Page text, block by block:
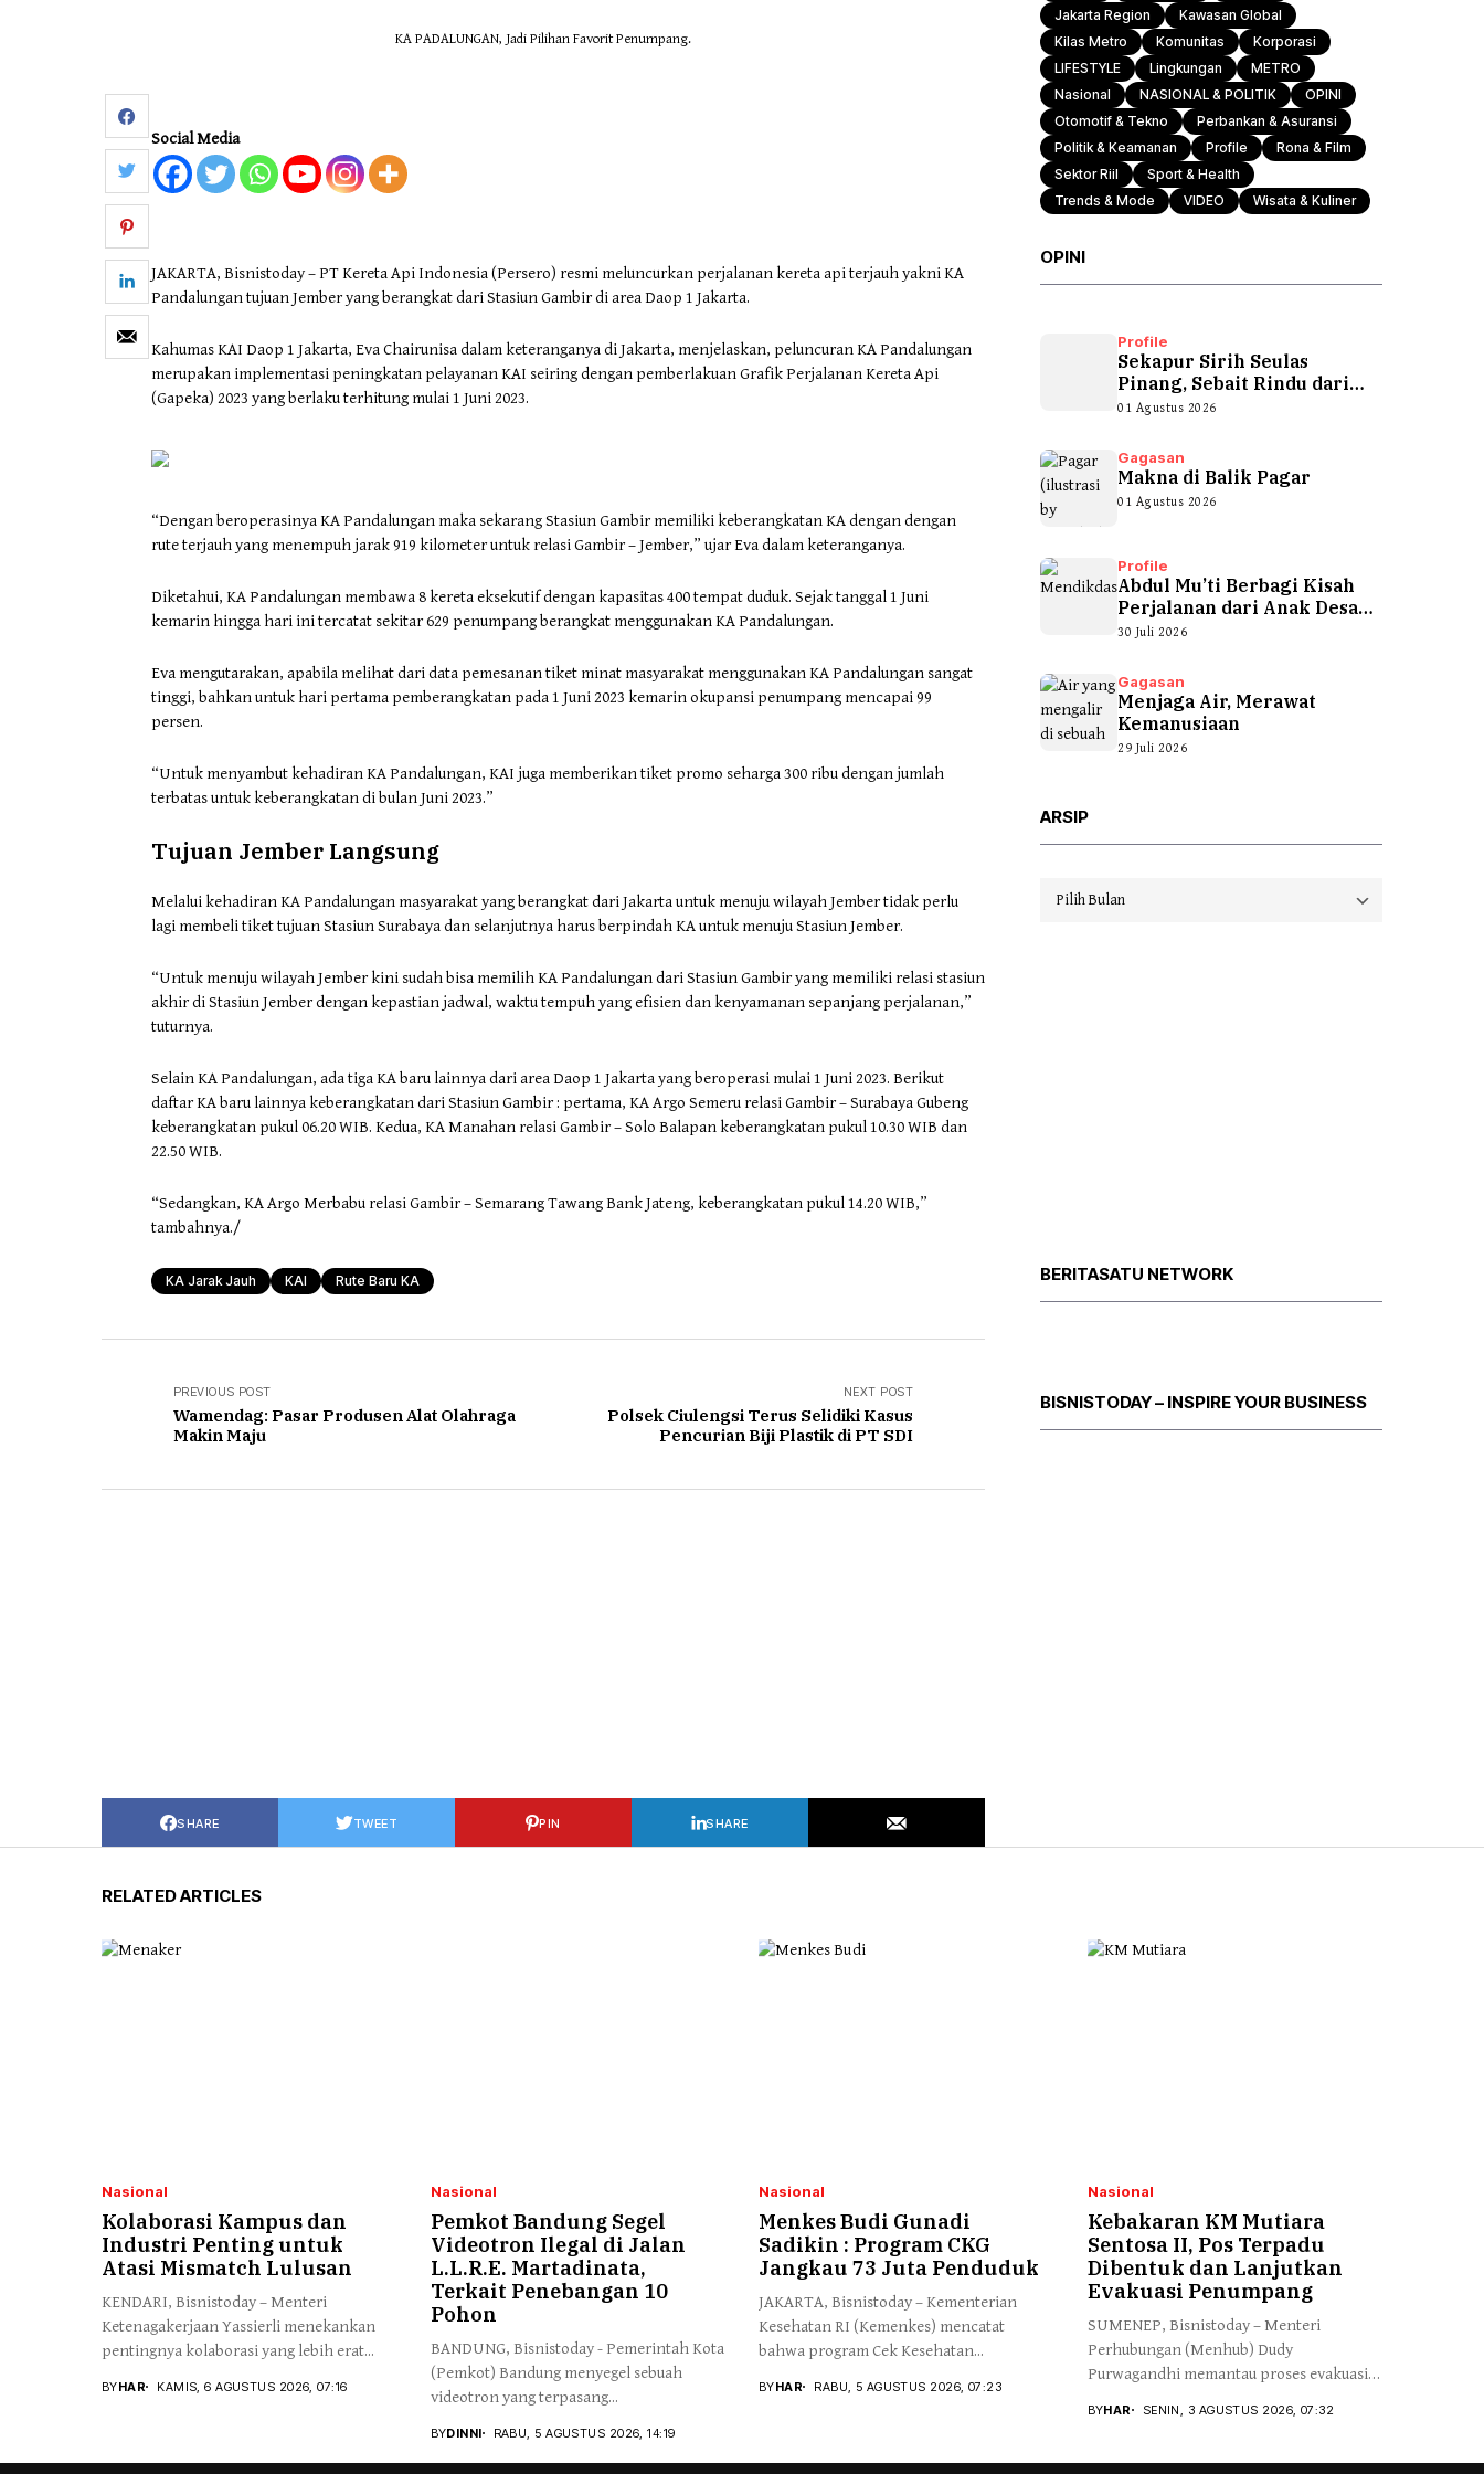
KA PADALUNGAN, Jadi Pilihan Favorit Penumpang.
Social Media
JAKARTA, Bisnistoday – PT Kereta Api Indonesia (Persero) resmi meluncurkan perjalanan kereta api terjauh yakni KA
Pandalungan tujuan Jember yang berangkat dari Stasiun Gambir di area Daop 1 Jakarta.
Kahumas KAI Daop 1 Jakarta, Eva Chairunisa dalam keteranganya di Jakarta, menjelaskan, peluncuran KA Pandalungan
merupakan implementasi peningkatan pelayanan KAI seiring dengan pemberlakuan Grafik Perjalanan Kereta Api
(Gapeka) 2023 yang berlaku terhitung mulai 1 Juni 2023.
“Dengan beroperasinya KA Pandalungan maka sekarang Stasiun Gambir memiliki keberangkatan KA dengan dengan
rute terjauh yang menempuh jarak 919 kilometer untuk relasi Gambir – Jember,” ujar Eva dalam keteranganya.
Diketahui, KA Pandalungan membawa 8 kereta eksekutif dengan kapasitas 400 tempat duduk. Sejak tanggal 1 Juni
kemarin hingga hari ini tercatat sekitar 629 penumpang berangkat menggunakan KA Pandalungan.
Eva mengutarakan, apabila melihat dari data pemesanan tiket minat masyarakat menggunakan KA Pandalungan sangat
tinggi, bahkan untuk hari pertama pemberangkatan pada 1 Juni 2023 kemarin okupansi penumpang mencapai 99
persen.
“Untuk menyambut kehadiran KA Pandalungan, KAI juga memberikan tiket promo seharga 300 ribu dengan jumlah
terbatas untuk keberangkatan di bulan Juni 2023.”
Tujuan Jember Langsung
Melalui kehadiran KA Pandalungan masyarakat yang berangkat dari Jakarta untuk menuju wilayah Jember tidak perlu
lagi membeli tiket tujuan Stasiun Surabaya dan selanjutnya harus berpindah KA untuk menuju Stasiun Jember.
“Untuk menuju wilayah Jember kini sudah bisa memilih KA Pandalungan dari Stasiun Gambir yang memiliki relasi stasiun
akhir di Stasiun Jember dengan kepastian jadwal, waktu tempuh yang efisien dan kenyamanan sepanjang perjalanan,”
tuturnya.
Selain KA Pandalungan, ada tiga KA baru lainnya dari area Daop 1 Jakarta yang beroperasi mulai 1 Juni 2023. Berikut
daftar KA baru lainnya keberangkatan dari Stasiun Gambir : pertama, KA Argo Semeru relasi Gambir – Surabaya Gubeng
keberangkatan pukul 06.20 WIB. Kedua, KA Manahan relasi Gambir – Solo Balapan keberangkatan pukul 10.30 WIB dan
22.50 WIB.
“Sedangkan, KA Argo Merbabu relasi Gambir – Semarang Tawang Bank Jateng, keberangkatan pukul 14.20 WIB,”
tambahnya./
KA Jarak Jauh KAI Rute Baru KA
PREVIOUS POST
Wamendag: Pasar Produsen Alat Olahraga
Makin Maju
NEXT POST
Polsek Ciulengsi Terus Selidiki Kasus
Pencurian Biji Plastik di PT SDI
SHARE TWEET PIN SHARE
Jakarta Region
Kawasan Global
Kilas Metro
Komunitas
Korporasi
LIFESTYLE
Lingkungan
METRO
Nasional
NASIONAL & POLITIK
OPINI
Otomotif & Tekno
Perbankan & Asuransi
Politik & Keamanan
Profile
Rona & Film
Sektor Riil
Sport & Health
Trends & Mode
VIDEO Wisata & Kuliner
OPINI
Profile
Sekapur Sirih Seulas
Pinang, Sebait Rindu dari
Tepian Teluk
01 Agustus 2026
Gagasan
Makna di Balik Pagar
01 Agustus 2026
Profile
Abdul Mu’ti Berbagi Kisah
Perjalanan dari Anak Desa
hingga...
30 Juli 2026
Gagasan
Menjaga Air, Merawat
Kemanusiaan
29 Juli 2026
ARSIP
Arsip
BERITASATU NETWORK
BISNISTODAY – INSPIRE YOUR BUSINESS
RELATED ARTICLES
Nasional
Kolaborasi Kampus dan
Industri Penting untuk
Atasi Mismatch Lulusan
KENDARI, Bisnistoday – Menteri
Ketenagakerjaan Yassierli menekankan
pentingnya kolaborasi yang lebih erat...
BYHAR KAMIS, 6 AGUSTUS 2026, 07:16
Nasional
Pemkot Bandung Segel
Videotron Ilegal di Jalan
L.L.R.E. Martadinata,
Terkait Penebangan 10
Pohon
BANDUNG, Bisnistoday - Pemerintah Kota
(Pemkot) Bandung menyegel sebuah
videotron yang terpasang...
BYDINNI RABU, 5 AGUSTUS 2026, 14:19
Nasional
Menkes Budi Gunadi
Sadikin : Program CKG
Jangkau 73 Juta Penduduk
JAKARTA, Bisnistoday – Kementerian
Kesehatan RI (Kemenkes) mencatat
bahwa program Cek Kesehatan...
BYHAR RABU, 5 AGUSTUS 2026, 07:23
Nasional
Kebakaran KM Mutiara
Sentosa II, Pos Terpadu
Dibentuk dan Lanjutkan
Evakuasi Penumpang
SUMENEP, Bisnistoday – Menteri
Perhubungan (Menhub) Dudy
Purwagandhi memantau proses evakuasi
BYHAR SENIN, 3 AGUSTUS 2026, 07:32